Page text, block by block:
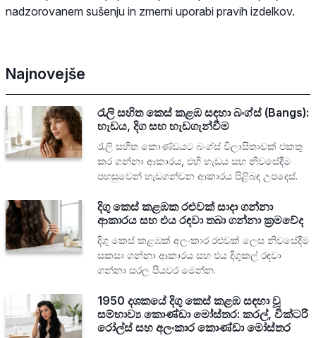
nadzorovanem sušenju in zmerni uporabi pravih izdelkov.
Najnovejše
රැලි සහිත කෙස් කළඹ සඳහා බංග්ස් (Bangs):
හැඩය, දිග සහ හැඩගැන්වීම
රැලි සහිත කොණ්ඩයට බංග්ස් විලාසිතාවක් එකතු
කර ගන්නා ආකාරය, එහි හැඩය සහ නිවසේදීම
පහසුවෙන් හැඩගන්වන ආකාරය පිළිබඳ උපදෙස්.
දිගු කෙස් කළඹක රළුවක් සාදා ගන්නා
ආකාරය සහ එය රඳවා තබා ගන්නා ක්‍රමවේද
දිගු කෙස් කළඹක් අලංකාර රළුවක් ලෙස නිවසේදීම
සකසා ගන්නා ආකාරය සහ එය දිගුකල් රඳවා
ගන්නා සරල පියවර මෙන්න.
1950 දශකයේ දිගු කෙස් කළඹ සඳහා වූ
සම්භාව්‍ය කොණ්ඩා මෝස්තර: කරල්, වික්ටරි
රෝල්ස් සහ අලංකාර කොණ්ඩා මෝස්තර